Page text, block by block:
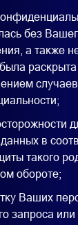
без
а также
в
такого
обороте;
Ваших
запроса или